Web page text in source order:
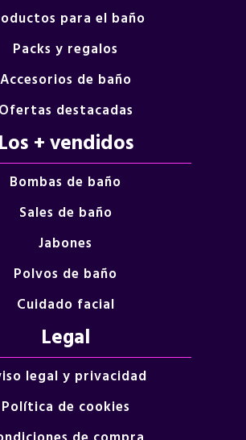
para el baño
Packs y regalos
Accesorios de baño
Ofertas destacadas
Los + vendidos
Bombas de baño
Sales de baño
Jabones
Polvos de baño
Cuidado facial
Legal
legal y privacidad
Política de cookies